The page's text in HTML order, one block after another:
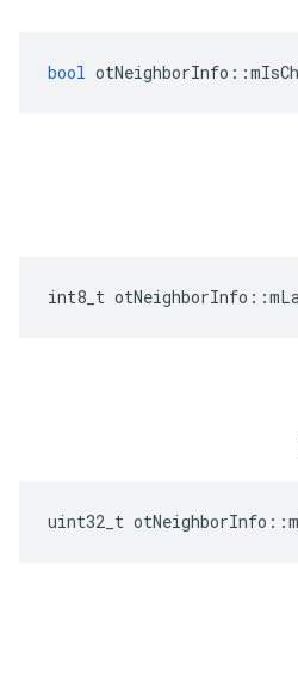
bool otNeighborInfo ::
int8_t otNeighborInfo ::
uint32_t otNeighborInfo ::